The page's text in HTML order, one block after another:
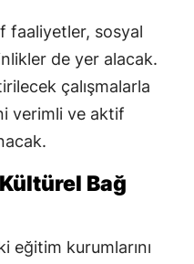
faaliyetler, sosyal
de yer alacak.
çalışmalarla
verimli ve aktif
Bağ
eğitim kurumlarını